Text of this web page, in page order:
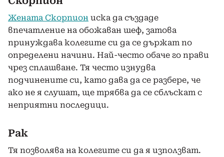
Жената Скорпион иска да създаде
впечатление на обожаван шеф, затова
принуждава колегите си да се държат по
определени начини. Най-често обаче го прави
чрез сплашване. Тя често изнудва
подчинените си, като дава да се разбере, че
ако не я слушат, ще трябва да се сблъскат с
неприятни последици.
Рак
Тя позволява на колегите си да я използват.